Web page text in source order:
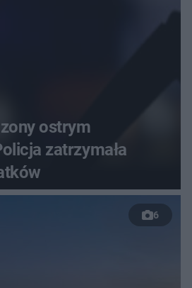
ostrym
zatrzymała
6